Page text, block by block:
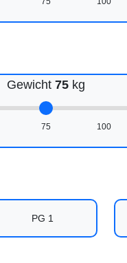
Gewicht 75 kg
75 100
PG 1